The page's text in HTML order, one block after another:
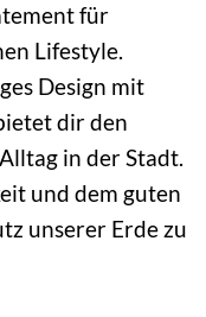
für
Lifestyle.
Design mit
dir den
in der Stadt.
und dem guten
unserer Erde zu